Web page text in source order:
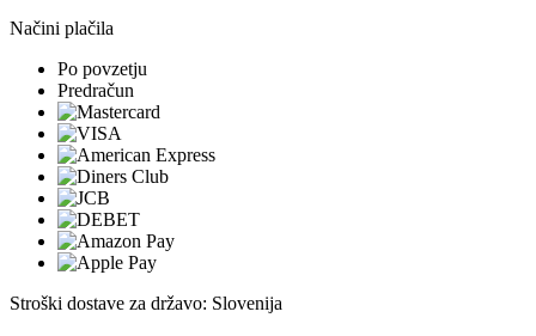
Načini plačila
Po povzetju
Predračun
Stroški dostave za državo: Slovenija